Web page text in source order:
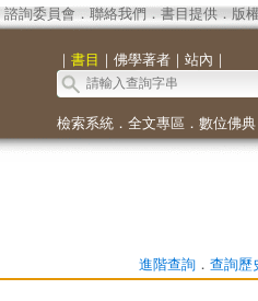
諮詢委員會． 聯絡我們 ． 書目提供． 版
｜ 書目 ｜ 佛學著者｜ 站內 ｜
檢索系統． 全文專區 ． 數位佛典
進階查詢． 查詢歷